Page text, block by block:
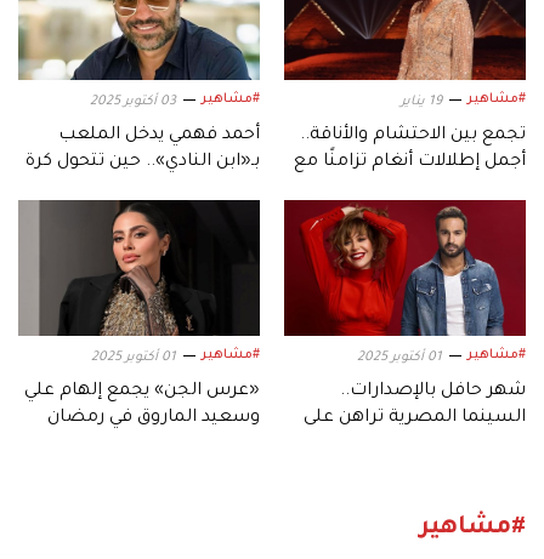
#مشاهير 19 يناير
تجمع بين الاحتشام والأناقة..
أجمل إطلالات أنغام تزامنًا مع
#مشاهير 03 أكتوبر 2025
أحمد فهمي يدخل الملعب
بـ«ابن النادي».. حين تتحول كرة
#مشاهير 01 أكتوبر 2025
شهر حافل بالإصدارات..
السينما المصرية تراهن على
#مشاهير 01 أكتوبر 2025
«عرس الجن» يجمع إلهام علي
وسعيد الماروق في رمضان
#مشاهير